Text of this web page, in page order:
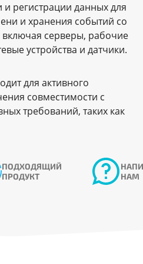
регистрации данных для
и хранения событий со
включая серверы, рабочие
устройства и датчики.
для активного
совместимости с
требований, таких как
ПОДХОДЯЩИЙ
ПРОДУКТ
НАМ